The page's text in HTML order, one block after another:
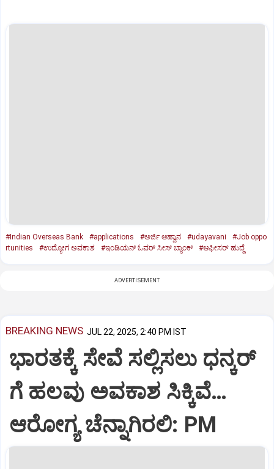
#Indian Overseas Bank #applications #ಅರ್ಜಿ ಆಹ್ವಾನ #udayavani
#Job oppo
rtunities
#ಉದ್ಯೋಗ ಅವಕಾಶ #ಇಂಡಿಯನ್‌ ಓವರ್‌ ಸೀಸ್‌ ಬ್ಯಾಂಕ್‌ #ಆಫೀಸರ್‌ ಹುದ್ದೆ
ADVERTISEMENT
BREAKING NEWS JUL 22, 2025, 2:40 PM IST
ಭಾರತಕ್ಕೆ ಸೇವೆ ಸಲ್ಲಿಸಲು ಧನ್ಕರ್‌
ಗೆ ಹಲವು ಅವಕಾಶ ಸಿಕ್ಕಿವೆ…
ಆರೋಗ್ಯ ಚೆನ್ನಾಗಿರಲಿ: PM